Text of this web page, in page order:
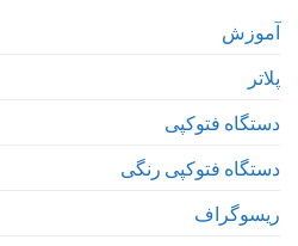
آموزش
پلاتر
دستگاه فتوکپی
دستگاه فتوکپی رنگی
ریسوگراف